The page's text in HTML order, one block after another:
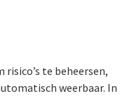
te beheersen,
weerbaar. In